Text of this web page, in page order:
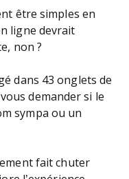
être simples en
ligne devrait
non ?
dans 43 onglets de
demander si le
sympa ou un
fait chuter